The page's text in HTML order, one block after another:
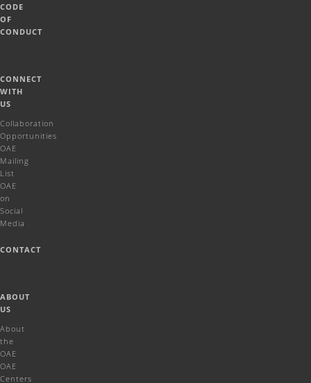
CODE
OF
CONDUCT
CONNECT
WITH
US
Collaboration
Opportunities
OAE
Mailing
List
OAE
on
Social
Media
CONTACT
ABOUT
US
About
the
OAE
OAE
Centers